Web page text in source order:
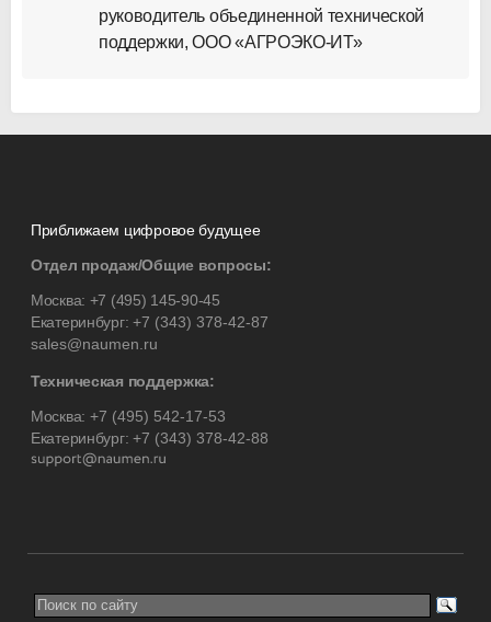
руководитель объединенной технической
поддержки,ООО «АГРОЭКО-ИТ»
Приближаем цифровое будущее
Отдел продаж/Общие вопросы:
Москва: +7 (495) 145-90-45
Екатеринбург:+7 (343) 378-42-87
sales@naumen.ru
Техническая поддержка:
Москва: +7 (495) 542-17-53
Екатеринбург:+7 (343) 378-42-88